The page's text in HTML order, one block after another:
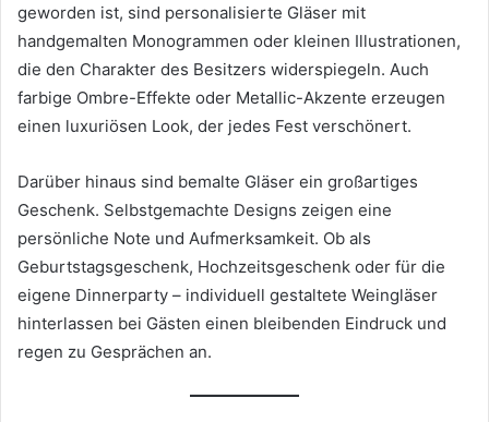
geworden ist, sind personalisierte Gläser mit
handgemalten Monogrammen oder kleinen Illustrationen,
die den Charakter des Besitzers widerspiegeln. Auch
farbige Ombre-Effekte oder Metallic-Akzente erzeugen
einen luxuriösen Look, der jedes Fest verschönert.
Darüber hinaus sind bemalte Gläser ein großartiges
Geschenk. Selbstgemachte Designs zeigen eine
persönliche Note und Aufmerksamkeit. Ob als
Geburtstagsgeschenk, Hochzeitsgeschenk oder für die
eigene Dinnerparty – individuell gestaltete Weingläser
hinterlassen bei Gästen einen bleibenden Eindruck und
regen zu Gesprächen an.